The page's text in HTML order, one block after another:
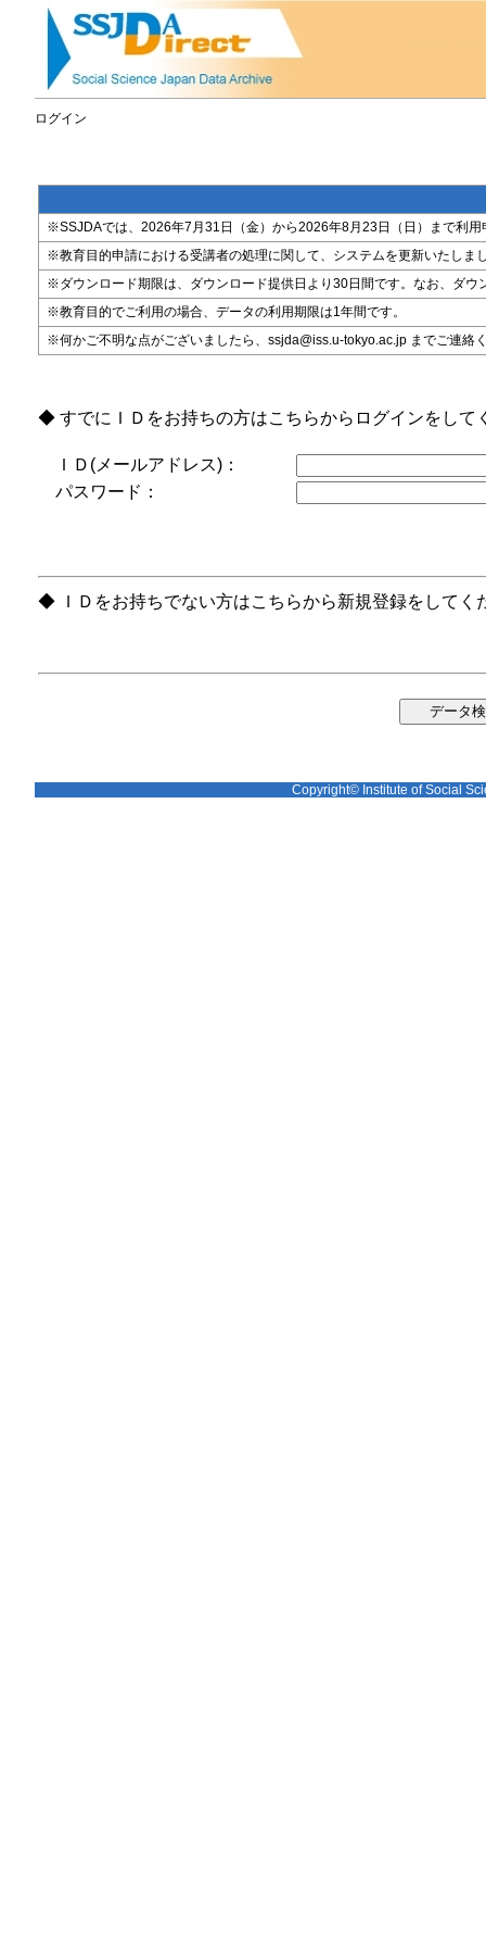
ログイン
※SSJDAでは、2026年7月31日（金）から2026年8月23日（日）まで利
※教育目的申請における受講者の処理に関して、システムを更新いたしま
※ダウンロード期限は、ダウンロード提供日より30日間です。なお、ダ
※教育目的でご利用の場合、データの利用期限は1年間です。
※何かご不明な点がございましたら、ssjda@iss.u-tokyo.ac.jp までご連絡
◆ すでにＩＤをお持ちの方はこちらからログインをして
ＩＤ(メールアドレス)：
パスワード：
◆ ＩＤをお持ちでない方はこちらから新規登録をしてく
Copyright© Institute of Social